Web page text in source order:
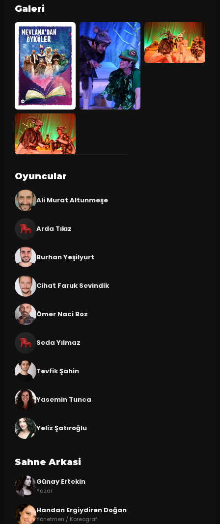
Galeri
Oyuncular
Ali Murat Altunmeşe
Arda Tıkız
Burhan Yeşilyurt
Cihat Faruk Sevindik
Ömer Naci Boz
Seda Yılmaz
Tevfik Şahin
Yasemin Tunca
Yeliz Şatıroğlu
Sahne Arkasi
Günay Ertekin
Yazar
Handan Ergiydiren Doğan
Yönetmen / Koreograf